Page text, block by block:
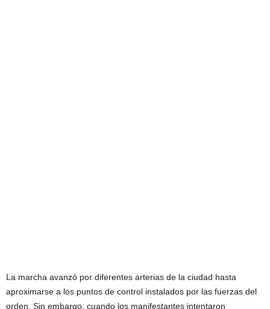
La marcha avanzó por diferentes arterias de la ciudad hasta
aproximarse a los puntos de control instalados por las fuerzas del
orden. Sin embargo, cuando los manifestantes intentaron